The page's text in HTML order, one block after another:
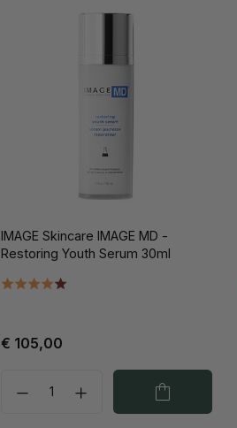
IMAGE Skincare IMAGE MD -
Restoring Youth Serum 30ml
€ 105,00